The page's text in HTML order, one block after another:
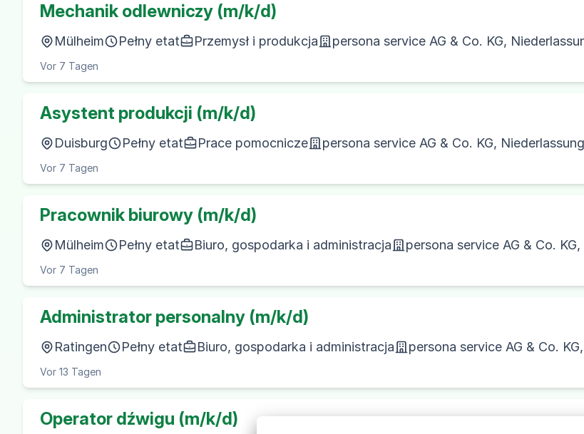
Mechanik odlewniczy (m/k/d)
Mülheim Pełny etat Przemysł i produkcja persona service AG & Co. KG,
Vor 7 Tagen
Asystent produkcji (m/k/d)
Duisburg Pełny etat Prace pomocnicze persona service AG & Co. KG,
Vor 7 Tagen
Pracownik biurowy (m/k/d)
Mülheim Pełny etat Biuro, gospodarka i administracja persona service AG & Co.
Vor 7 Tagen
Administrator personalny (m/k/d)
Ratingen Pełny etat Biuro, gospodarka i administracja persona service AG & Co.
Vor 13 Tagen
Operator dźwigu (m/k/d)